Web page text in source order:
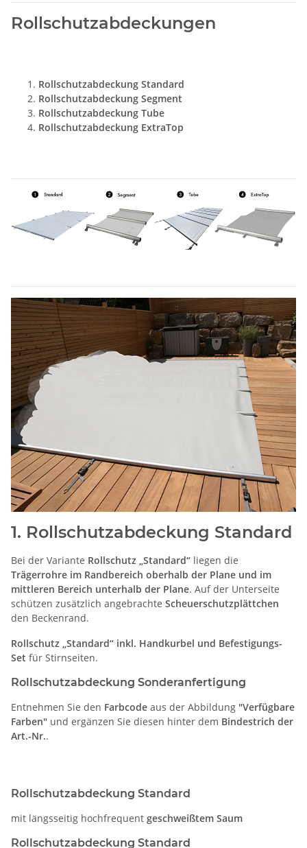
Rollschutzabdeckungen
Rollschutzabdeckung Standard
Rollschutzabdeckung Segment
Rollschutzabdeckung Tube
Rollschutzabdeckung ExtraTop
1. Rollschutzabdeckung Standard
Bei der Variante Rollschutz „Standard“ liegen die
Trägerrohre im Randbereich oberhalb der Plane und im
mittleren Bereich unterhalb der Plane. Auf der Unterseite
schützen zusätzlich angebrachte Scheuerschutzplättchen
den Beckenrand.
Rollschutz „Standard“ inkl. Handkurbel und Befestigungs-
Set für Stirnseiten.
Rollschutzabdeckung Sonderanfertigung
Entnehmen Sie den Farbcode aus der Abbildung "Verfügbare
Farben" und ergänzen Sie diesen hinter dem Bindestrich der
Art.-Nr..
Rollschutzabdeckung Standard
mit längsseitig hochfrequent geschweißtem Saum
Rollschutzabdeckung Standard